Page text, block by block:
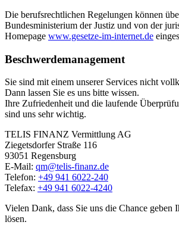
Die berufsrechtlichen Regelungen können
Bundesministerium der Justiz und von der
Homepage www.gesetze-im-internet.de
Beschwerdemanagement
Sie sind mit einem unserer Services nicht
Dann lassen Sie es uns bitte wissen.
Ihre Zufriedenheit und die laufende
sind uns sehr wichtig.
TELIS FINANZ Vermittlung AG
Ziegetsdorfer Straße 116
93051 Regensburg
E-Mail: qm@telis-finanz.de
Telefon: +49 941 6022-240
Telefax: +49 941 6022-4240
Vielen Dank, dass Sie uns die Chance geben
lösen.